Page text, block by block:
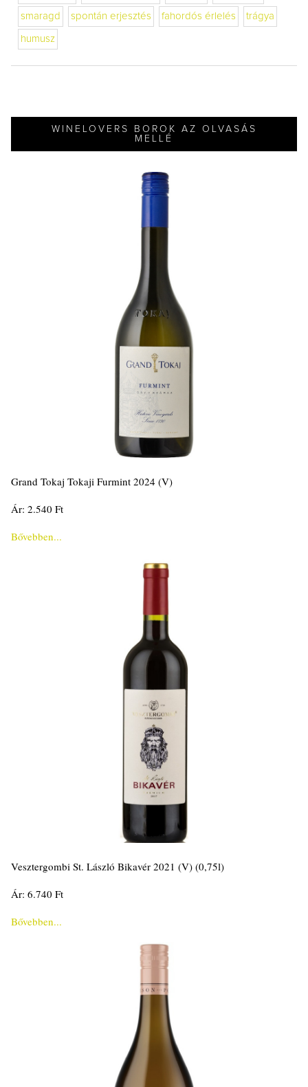
smaragd spontán erjesztés fahordós érlelés trágya
humusz
WINELOVERS BOROK AZ OLVASÁS
MELLÉ
Grand Tokaj Tokaji Furmint 2024 (V)
Ár: 2.540 Ft
Bővebben...
Vesztergombi St. László Bikavér 2021 (V) (0,75l)
Ár: 6.740 Ft
Bővebben...